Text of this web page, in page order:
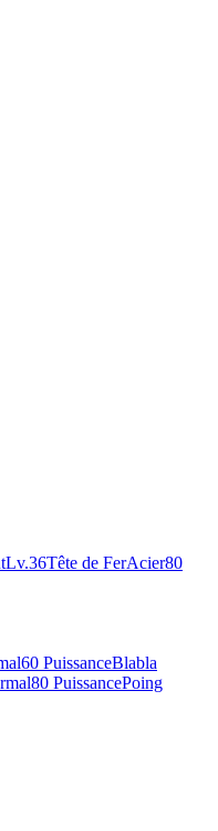
Lv.36Tête de FerAcier80
60 PuissanceBlabla
80 PuissancePoing